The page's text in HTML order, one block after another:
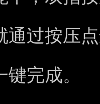
通过按压
完成。